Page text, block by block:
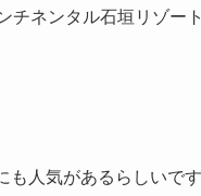
チネンタル石垣リゾー
人気があるらしいで